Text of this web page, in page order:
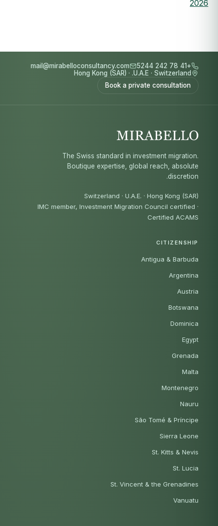
2026
+41 78 242 5244
mail@mirabelloconsultancy.com
Switzerland
·
U.A.E.
·
Hong Kong (SAR)
Book a private consultation
The Swiss standard in investment migration.
Boutique expertise, global reach, absolute
discretion.
Switzerland · U.A.E. · Hong Kong (SAR)
IMC member, Investment Migration Council certified ·
Certified ACAMS
CITIZENSHIP
Antigua & Barbuda
Argentina
Austria
Botswana
Dominica
Egypt
Grenada
Malta
Montenegro
Nauru
São Tomé & Príncipe
Sierra Leone
St. Kitts & Nevis
St. Lucia
St. Vincent & the Grenadines
Vanuatu